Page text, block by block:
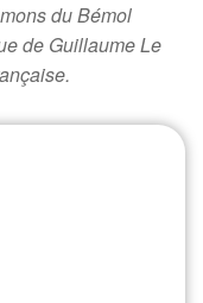
du Bémol
de Guillaume Le